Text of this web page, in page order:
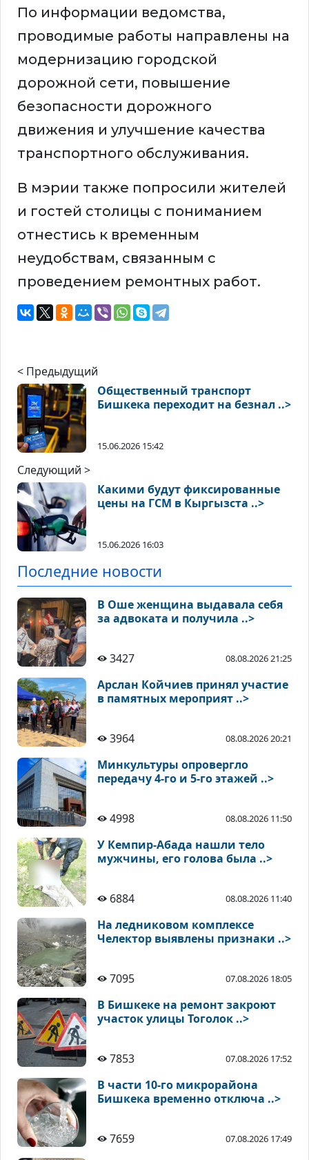
По информации ведомства,
проводимые работы направлены на
модернизацию городской
дорожной сети, повышение
безопасности дорожного
движения и улучшение качества
транспортного обслуживания.
В мэрии также попросили жителей
и гостей столицы с пониманием
отнестись к временным
неудобствам, связанным с
проведением ремонтных работ.
< Предыдущий
Общественный транспорт
Бишкека переходит на безнал ..>
15.06.2026 15:42
Следующий >
Какими будут фиксированные
цены на ГСМ в Кыргызста ..>
15.06.2026 16:03
Последние новости
В Оше женщина выдавала себя
за адвоката и получила ..>
3427 08.08.2026 21:25
Арслан Койчиев принял участие
в памятных мероприят ..>
3964 08.08.2026 20:21
Минкультуры опровергло
передачу 4-го и 5-го этажей ..>
4998 08.08.2026 11:50
У Кемпир-Абада нашли тело
мужчины, его голова была ..>
6884 08.08.2026 11:40
На ледниковом комплексе
Челектор выявлены признаки ..>
7095 07.08.2026 18:05
В Бишкеке на ремонт закроют
участок улицы Тоголок ..>
7853 07.08.2026 17:52
В части 10-го микрорайона
Бишкека временно отключа ..>
7659 07.08.2026 17:49